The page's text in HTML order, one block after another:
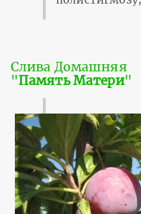
Слива Домашняя
"Память Матери"